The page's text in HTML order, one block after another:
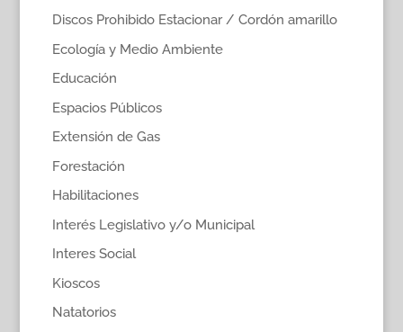
Discos Prohibido Estacionar / Cordón amarillo
Ecología y Medio Ambiente
Educación
Espacios Públicos
Extensión de Gas
Forestación
Habilitaciones
Interés Legislativo y/o Municipal
Interes Social
Kioscos
Natatorios